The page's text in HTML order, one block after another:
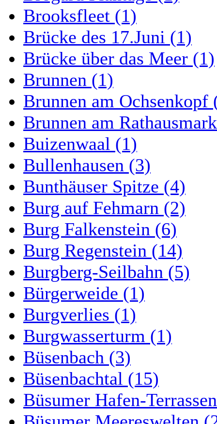
Brooksfleet (1)
Brücke des 17.Juni (1)
Brücke über das Meer (1)
Brunnen (1)
Brunnen am Ochsenkopf
Brunnen am
Buizenwaal (1)
Bullenhausen (3)
Bunthäuser Spitze (4)
Burg auf Fehmarn (2)
Burg Falkenstein (6)
Burg Regenstein (14)
Burgberg-Seilbahn (5)
Bürgerweide (1)
Burgverlies (1)
Burgwasserturm (1)
Büsenbach (3)
Büsenbachtal (15)
Büsumer Hafen-